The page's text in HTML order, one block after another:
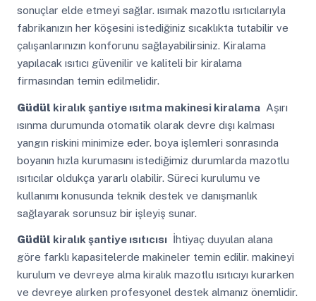
sonuçlar elde etmeyi sağlar. ısımak mazotlu ısıtıcılarıyla
fabrikanızın her köşesini istediğiniz sıcaklıkta tutabilir ve
çalışanlarınızın konforunu sağlayabilirsiniz. Kiralama
yapılacak ısıtıcı güvenilir ve kaliteli bir kiralama
firmasından temin edilmelidir.
Güdül kiralık şantiye ısıtma makinesi kiralamaAşırı
ısınma durumunda otomatik olarak devre dışı kalması
yangın riskini minimize eder. boya işlemleri sonrasında
boyanın hızla kurumasını istediğimiz durumlarda mazotlu
ısıtıcılar oldukça yararlı olabilir. Süreci kurulumu ve
kullanımı konusunda teknik destek ve danışmanlık
sağlayarak sorunsuz bir işleyiş sunar.
Güdül kiralık şantiye ısıtıcısıİhtiyaç duyulan alana
göre farklı kapasitelerde makineler temin edilir. makineyi
kurulum ve devreye alma kiralık mazotlu ısıtıcıyı kurarken
ve devreye alırken profesyonel destek almanız önemlidir.